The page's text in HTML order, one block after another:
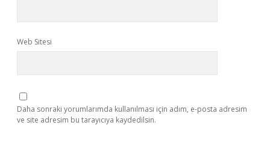
Web Sitesi
Daha sonraki yorumlarımda kullanılması için adım, e-posta adresim
ve site adresim bu tarayıcıya kaydedilsin.